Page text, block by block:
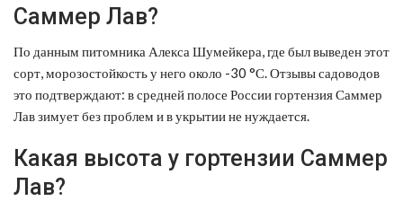
Саммер Лав?
По данным питомника Алекса Шумейкера, где был выведен этот
сорт, морозостойкость у него около -30 °С. Отзывы садоводов
это подтверждают: в средней полосе России гортензия Саммер
Лав зимует без проблем и в укрытии не нуждается.
Какая высота у гортензии Саммер
Лав?